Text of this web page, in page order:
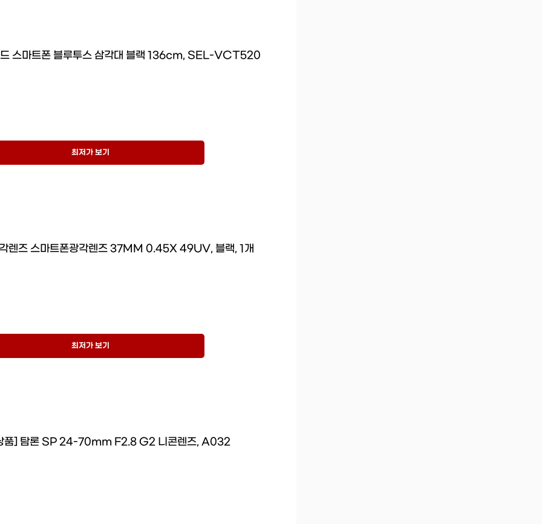
스마트폰 블루투스 삼각대 블랙 136cm, SEL-VCT520
최저가 보기
렌즈 스마트폰광각렌즈 37MM 0.45X 49UV, 블랙, 1개
최저가 보기
품] 탐론 SP 24-70mm F2.8 G2 니콘렌즈, A032